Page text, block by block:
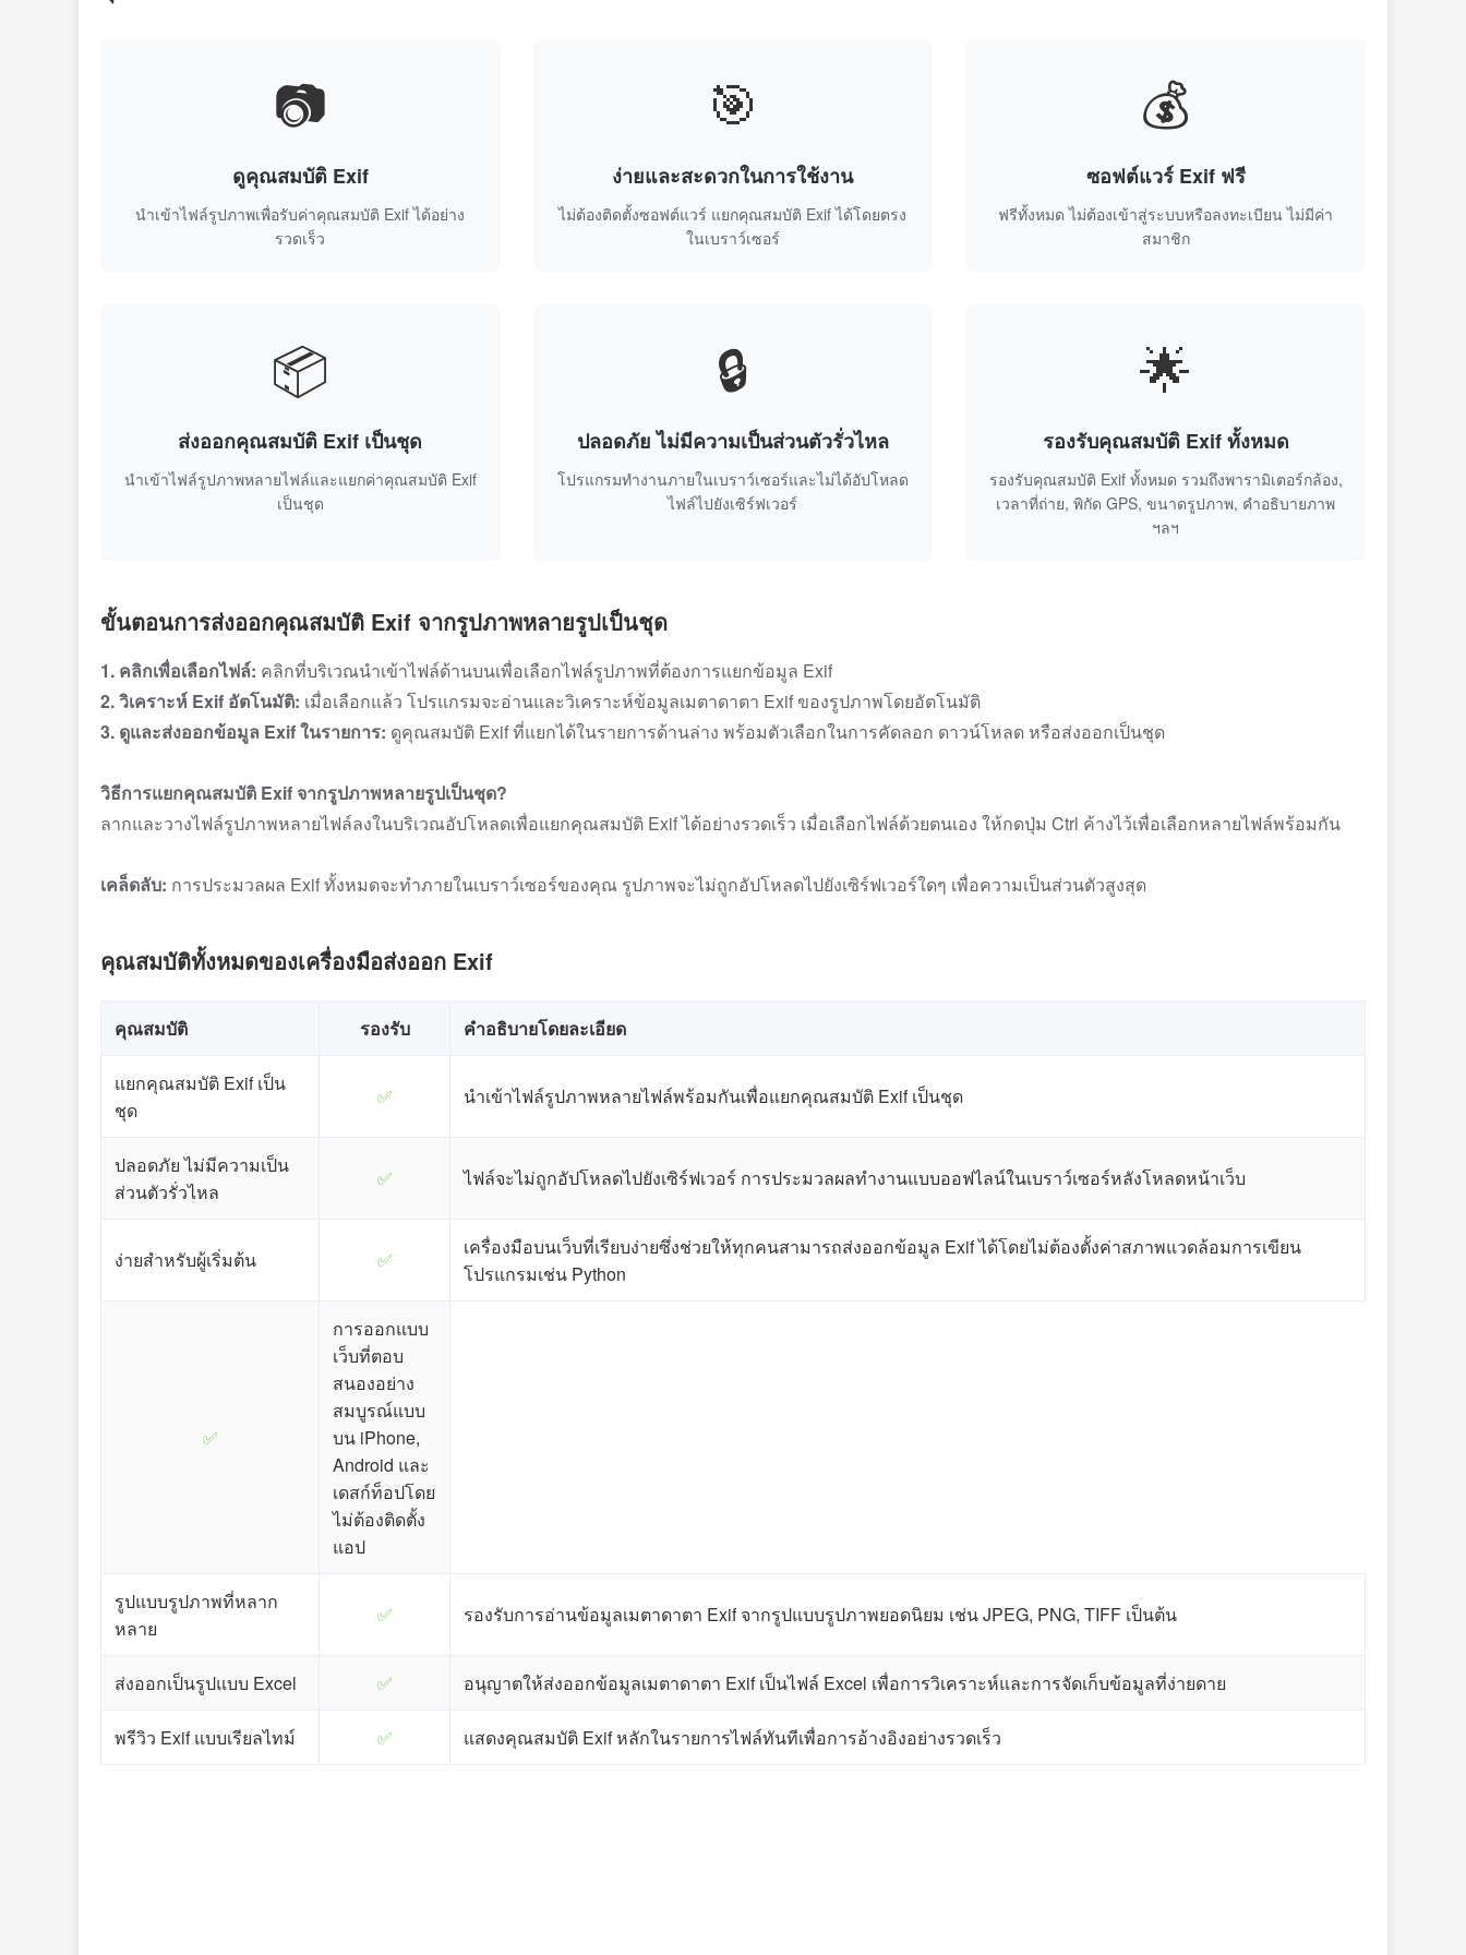
📷
ดูคุณสมบัติ Exif
นำเข้าไฟล์รูปภาพเพื่อรับค่าคุณสมบัติ Exif ได้อย่าง
รวดเร็ว
🎯
ง่ายและสะดวกในการใช้งาน
ไม่ต้องติดตั้งซอฟต์แวร์ แยกคุณสมบัติ Exif ได้โดยตรง
ในเบราว์เซอร์
💰
ซอฟต์แวร์ Exif ฟรี
ฟรีทั้งหมด ไม่ต้องเข้าสู่ระบบหรือลงทะเบียน ไม่มีค่า
สมาชิก
📦
ส่งออกคุณสมบัติ Exif เป็นชุด
นำเข้าไฟล์รูปภาพหลายไฟล์และแยกค่าคุณสมบัติ Exif
เป็นชุด
🔒
ปลอดภัย ไม่มีความเป็นส่วนตัวรั่วไหล
โปรแกรมทำงานภายในเบราว์เซอร์และไม่ได้อัปโหลด
ไฟล์ไปยังเซิร์ฟเวอร์
🌟
รองรับคุณสมบัติ Exif ทั้งหมด
รองรับคุณสมบัติ Exif ทั้งหมด รวมถึงพารามิเตอร์กล้อง,
เวลาที่ถ่าย, พิกัด GPS, ขนาดรูปภาพ, คำอธิบายภาพ
ฯลฯ
ขั้นตอนการส่งออกคุณสมบัติ Exif จากรูปภาพหลายรูปเป็นชุด
1. คลิกเพื่อเลือกไฟล์: คลิกที่บริเวณนำเข้าไฟล์ด้านบนเพื่อเลือกไฟล์รูปภาพที่ต้องการแยกข้อมูล Exif
2. วิเคราะห์ Exif อัตโนมัติ: เมื่อเลือกแล้ว โปรแกรมจะอ่านและวิเคราะห์ข้อมูลเมตาดาตา Exif ของรูปภาพโดยอัตโนมัติ
3. ดูและส่งออกข้อมูล Exif ในรายการ: ดูคุณสมบัติ Exif ที่แยกได้ในรายการด้านล่าง พร้อมตัวเลือกในการคัดลอก ดาวน์โหลด หรือส่งออกเป็นชุด
วิธีการแยกคุณสมบัติ Exif จากรูปภาพหลายรูปเป็นชุด?
ลากและวางไฟล์รูปภาพหลายไฟล์ลงในบริเวณอัปโหลดเพื่อแยกคุณสมบัติ Exif ได้อย่างรวดเร็ว เมื่อเลือกไฟล์ด้วยตนเอง ให้กดปุ่ม Ctrl ค้างไว้เพื่อเลือกหลายไฟล์พร้อมกัน
เคล็ดลับ: การประมวลผล Exif ทั้งหมดจะทำภายในเบราว์เซอร์ของคุณ รูปภาพจะไม่ถูกอัปโหลดไปยังเซิร์ฟเวอร์ใดๆ เพื่อความเป็นส่วนตัวสูงสุด
คุณสมบัติทั้งหมดของเครื่องมือส่งออก Exif
คุณสมบัติ รองรับ คำอธิบายโดยละเอียด
แยกคุณสมบัติ Exif เป็น
ชุด
✅ นำเข้าไฟล์รูปภาพหลายไฟล์พร้อมกันเพื่อแยกคุณสมบัติ Exif เป็นชุด
ปลอดภัย ไม่มีความเป็น
ส่วนตัวรั่วไหล
✅ ไฟล์จะไม่ถูกอัปโหลดไปยังเซิร์ฟเวอร์ การประมวลผลทำงานแบบออฟไลน์ในเบราว์เซอร์หลังโหลดหน้าเว็บ
ง่ายสำหรับผู้เริ่มต้น ✅
เครื่องมือบนเว็บที่เรียบง่ายซึ่งช่วยให้ทุกคนสามารถส่งออกข้อมูล Exif ได้โดยไม่ต้องตั้งค่าสภาพแวดล้อมการเขียน
โปรแกรมเช่น Python
✅
การออกแบบ
เว็บที่ตอบ
สนองอย่าง
สมบูรณ์แบบ
บน iPhone,
Android และ
เดสก์ท็อปโดย
ไม่ต้องติดตั้ง
แอป
รูปแบบรูปภาพที่หลาก
หลาย
✅ รองรับการอ่านข้อมูลเมตาดาตา Exif จากรูปแบบรูปภาพยอดนิยม เช่น JPEG, PNG, TIFF เป็นต้น
ส่งออกเป็นรูปแบบ Excel ✅ อนุญาตให้ส่งออกข้อมูลเมตาดาตา Exif เป็นไฟล์ Excel เพื่อการวิเคราะห์และการจัดเก็บข้อมูลที่ง่ายดาย
พรีวิว Exif แบบเรียลไทม์ ✅ แสดงคุณสมบัติ Exif หลักในรายการไฟล์ทันทีเพื่อการอ้างอิงอย่างรวดเร็ว